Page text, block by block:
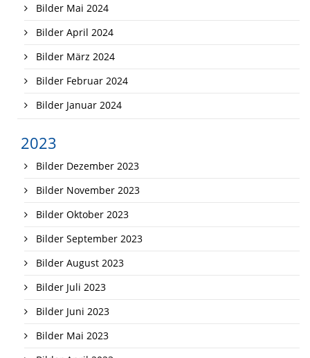
Bilder Mai 2024
Bilder April 2024
Bilder März 2024
Bilder Februar 2024
Bilder Januar 2024
2023
Bilder Dezember 2023
Bilder November 2023
Bilder Oktober 2023
Bilder September 2023
Bilder August 2023
Bilder Juli 2023
Bilder Juni 2023
Bilder Mai 2023